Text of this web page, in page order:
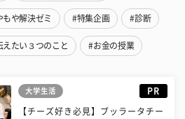
もや解決ゼミ #特集企画 #診断
えたい３つのこと #お金の授業
大学生活 PR
【チーズ好き必見】ブッラータチー